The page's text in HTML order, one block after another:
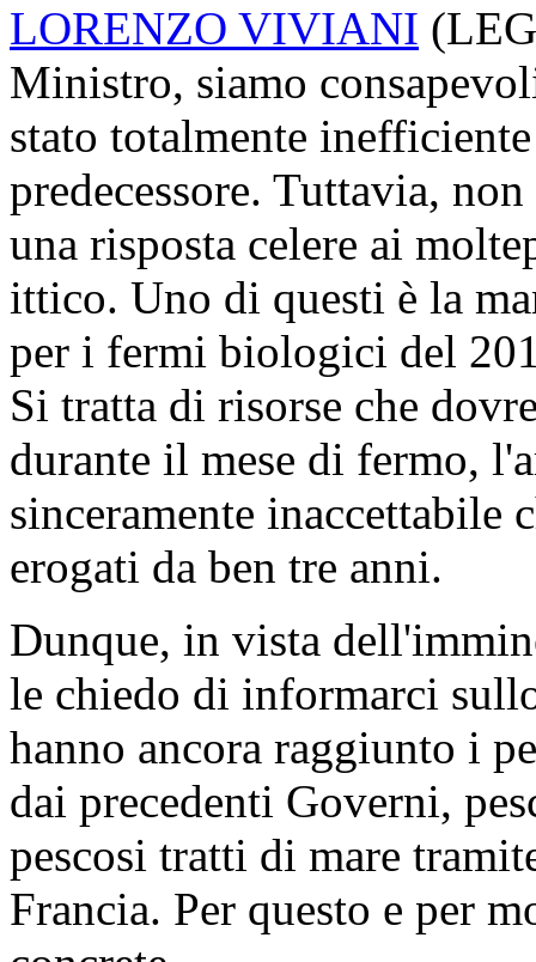
LORENZO VIVIANI (
Ministro, siamo
stato totalmente
predecessore. Tuttavia,
una risposta celere ai
ittico. Uno di questi è la
per i fermi biologici del
Si tratta di risorse che
durante il mese di fermo,
sinceramente inaccettabile
erogati da ben tre anni.
Dunque, in vista
le chiedo di informarci
hanno ancora raggiunto i
dai precedenti Governi,
pescosi tratti di mare
Francia. Per questo e per